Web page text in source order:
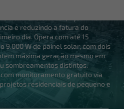
e reduzindo a fatura do
dia. Opera com até 15
9.000 W de painel solar, com dois
máxima geração mesmo em
sombreamentos distintos.
com monitoramento gratuito via
residenciais de pequeno e